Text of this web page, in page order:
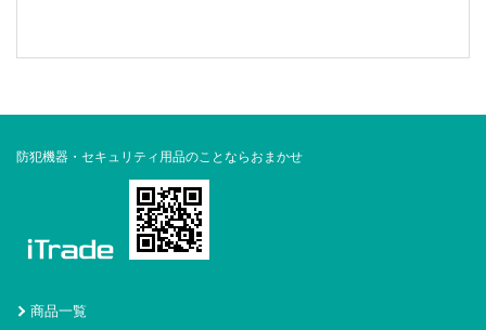
防犯機器・セキュリティ用品のことならおまかせ
商品一覧